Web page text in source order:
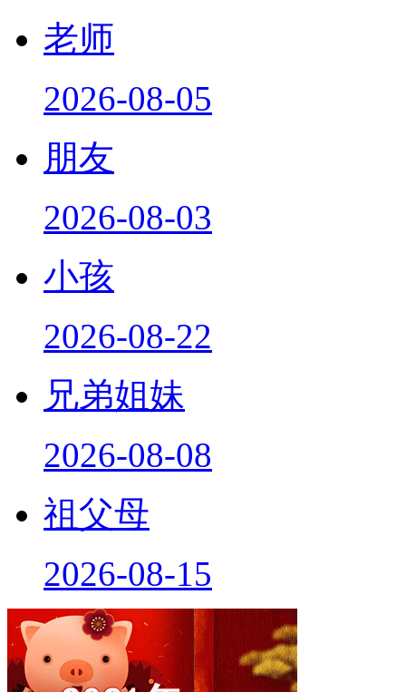
老师
2026-08-05
朋友
2026-08-03
小孩
2026-08-22
兄弟姐妹
2026-08-08
祖父母
2026-08-15